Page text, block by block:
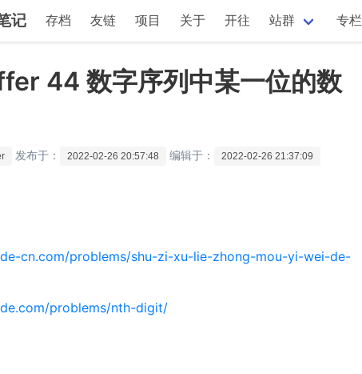
记 存档 友链 项目 关于 开往 站群 专栏
44 数字序列中某一位的数
发布于： 2022-02-26 20:57:48 编辑于： 2022-02-26 21:37:09
cn.com/problems/shu-zi-xu-lie-zhong-mou-yi-wei-de-
problems/nth-digit/